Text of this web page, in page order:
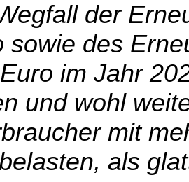
der
sowie des
im Jahr
und wohl
mit
als